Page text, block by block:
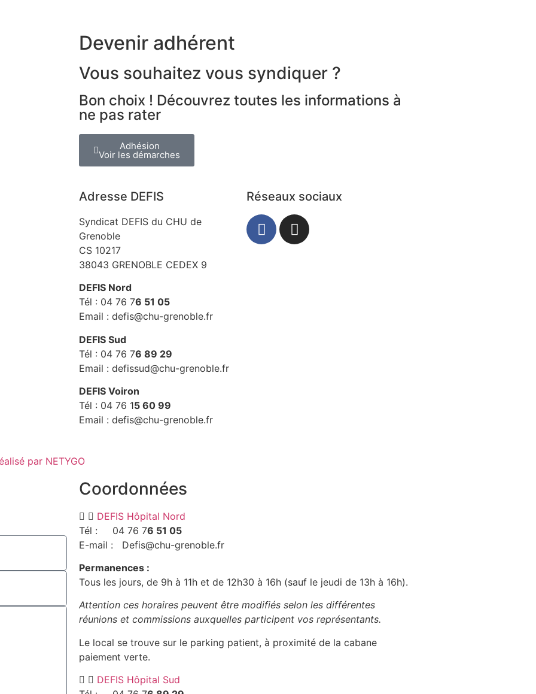
Devenir adhérent
Vous souhaitez vous syndiquer ?
Bon choix ! Découvrez toutes les informations à
ne pas rater
Adhésion
Voir les démarches
Adresse DEFIS
Syndicat DEFIS du CHU de
Grenoble
CS 10217
38043 GRENOBLE CEDEX 9
DEFIS Nord
Tél : 04 76 76 51 05
Email : defis@chu-grenoble.fr
DEFIS Sud
Tél : 04 76 76 89 29
Email : defissud@chu-grenoble.fr
DEFIS Voiron
Tél : 04 76 15 60 99
Email : defis@chu-grenoble.fr
Réseaux sociaux
par NETYGO
Coordonnées
DEFIS Hôpital Nord
Tél : 04 76 76 51 05
E-mail : Defis@chu-grenoble.fr
Permanences :
Tous les jours, de 9h à 11h et de 12h30 à 16h (sauf le jeudi de 13h à 16h).
Attention ces horaires peuvent être modifiés selon les différentes
réunions et commissions auxquelles participent vos représentants.
Le local se trouve sur le parking patient, à proximité de la cabane
paiement verte.
DEFIS Hôpital Sud